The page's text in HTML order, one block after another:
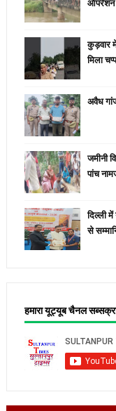
ऑपरेशन
कुड़वार
मिला
अवैध
जमीनी
पांच
दिल्ली
से
हमारा यूट्यूब चैनल